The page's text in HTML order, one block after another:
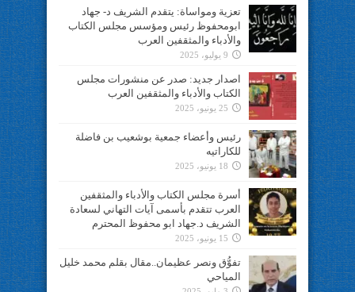
تعزية ومواساة: يتقدم الشريف د- جهاد
ابومحفوظ رئيس ومؤسس مجلس الكتاب
والأدباء والمثقفين العرب
9 يوليو، 2025
اصدار جديد: صدر عن منشورات مجلس
الكتاب والأدباء والمثقفين العرب
25 يونيو، 2025
رئيس وأعضاء جمعية بوشعيب بن فاضلة
للكاراتيه
18 يونيو، 2025
أسرة مجلس الكتاب والأدباء والمثقفين
العرب تتقدم بأسمى آيات التهاني لسعادة
الشريف د.جهاد ابو محفوظ المحترم
15 يونيو، 2025
تفوُّق ونصر عظيمان..مقال بقلم محمد خليل
المياحي